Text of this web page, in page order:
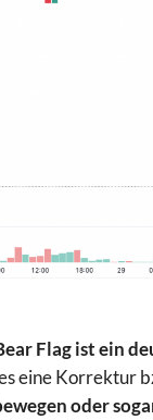
Flag ist ein
eine Korrektur
oder